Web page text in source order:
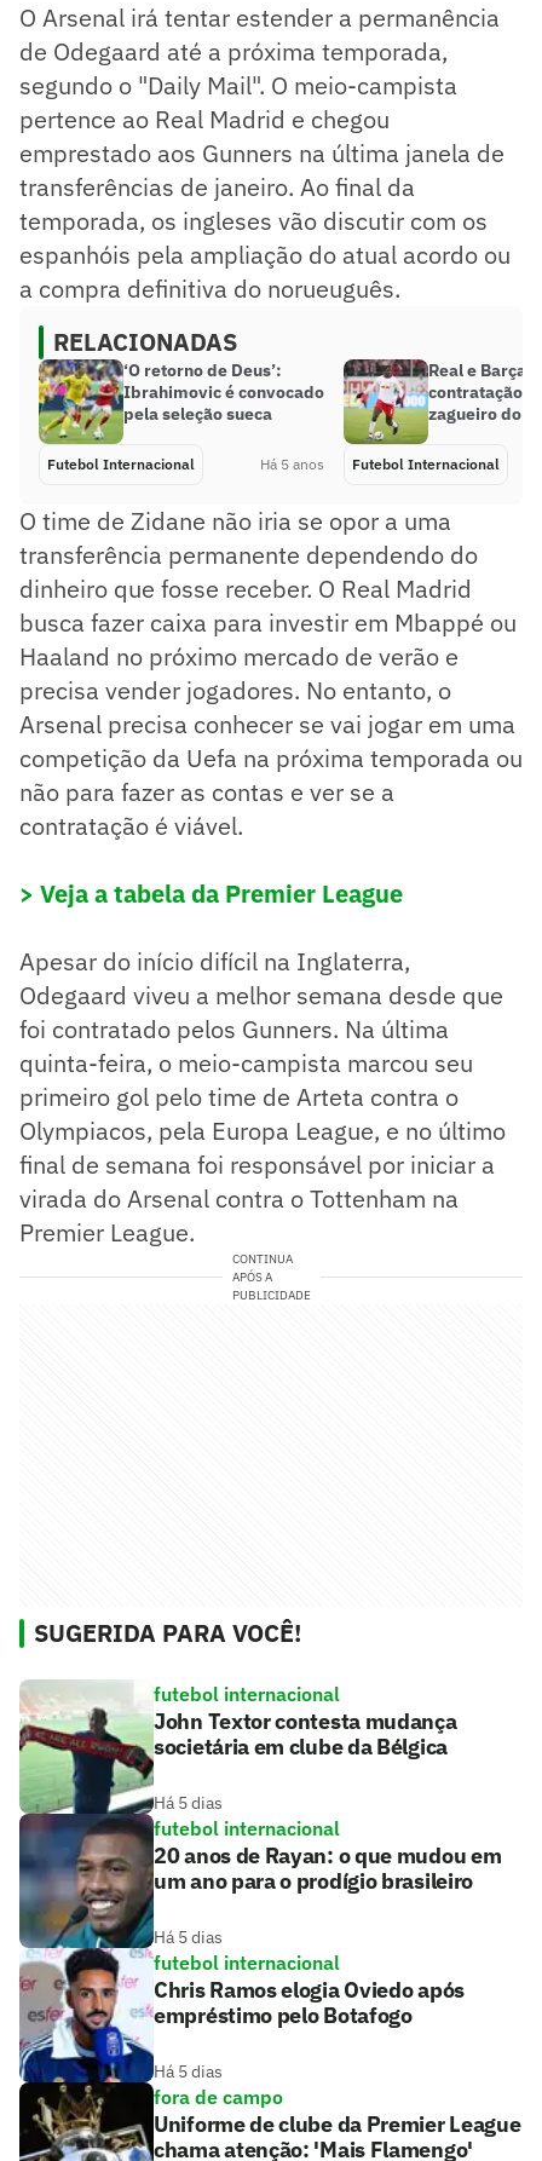
O Arsenal irá tentar estender a permanência
de Odegaard até a próxima temporada,
segundo o "Daily Mail". O meio-campista
pertence ao Real Madrid e chegou
emprestado aos Gunners na última janela de
transferências de janeiro. Ao final da
temporada, os ingleses vão discutir com os
espanhóis pela ampliação do atual acordo ou
a compra definitiva do norueuguês.
RELACIONADAS
‘O retorno de Deus’:
Ibrahimovic é convocado
pela seleção sueca
Futebol Internacional Há 5 anos
Real e Barça
contratação
zagueiro do
Futebol Internacional
O time de Zidane não iria se opor a uma
transferência permanente dependendo do
dinheiro que fosse receber. O Real Madrid
busca fazer caixa para investir em Mbappé ou
Haaland no próximo mercado de verão e
precisa vender jogadores. No entanto, o
Arsenal precisa conhecer se vai jogar em uma
competição da Uefa na próxima temporada ou
não para fazer as contas e ver se a
contratação é viável.
> Veja a tabela da Premier League
Apesar do início difícil na Inglaterra,
Odegaard viveu a melhor semana desde que
foi contratado pelos Gunners. Na última
quinta-feira, o meio-campista marcou seu
primeiro gol pelo time de Arteta contra o
Olympiacos, pela Europa League, e no último
final de semana foi responsável por iniciar a
virada do Arsenal contra o Tottenham na
Premier League.
CONTINUA
APÓS A
PUBLICIDADE
SUGERIDA PARA VOCÊ!
futebol internacional
John Textor contesta mudança
societária em clube da Bélgica
Há 5 dias
futebol internacional
20 anos de Rayan: o que mudou em
um ano para o prodígio brasileiro
Há 5 dias
futebol internacional
Chris Ramos elogia Oviedo após
empréstimo pelo Botafogo
Há 5 dias
fora de campo
Uniforme de clube da Premier League
chama atenção: 'Mais Flamengo'